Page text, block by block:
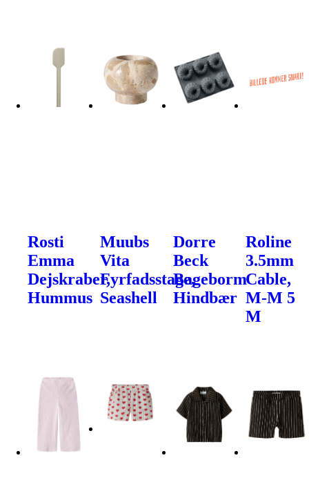
Rosti
Emma
Dejskraber,
Hummus
Muubs
Vita
Fyrfadsstage,
Seashell
Dorre
Beck
Bageborm
Hindbær
Roline
3.5mm
Cable,
M-M 5
M